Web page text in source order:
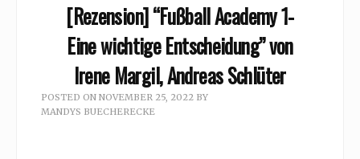
[Rezension] “Fußball Academy 1-
Eine wichtige Entscheidung” von
Irene Margil, Andreas Schlüter
POSTED ON NOVEMBER 25, 2022 BY
MANDYS BUECHERECKE